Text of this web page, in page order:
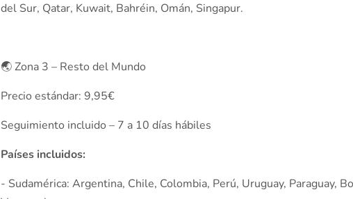
del Sur, Qatar, Kuwait, Bahréin, Omán, Singapur.
🌏 Zona 3 – Resto del Mundo
Precio estándar: 9,95€
Seguimiento incluido – 7 a 10 días hábiles
Países incluidos:
- Sudamérica: Argentina, Chile, Colombia, Perú, Uruguay, Paraguay,